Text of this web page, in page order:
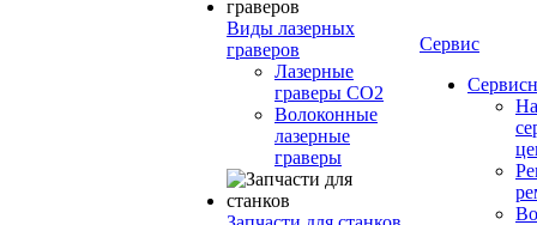
Виды лазерных
граверов
Лазерные
граверы СО2
Волоконные
лазерные
граверы
Сервис